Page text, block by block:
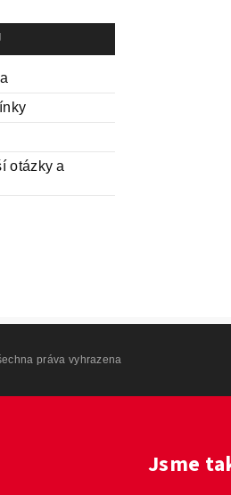
otázky a
práva vyhrazena
Jsme